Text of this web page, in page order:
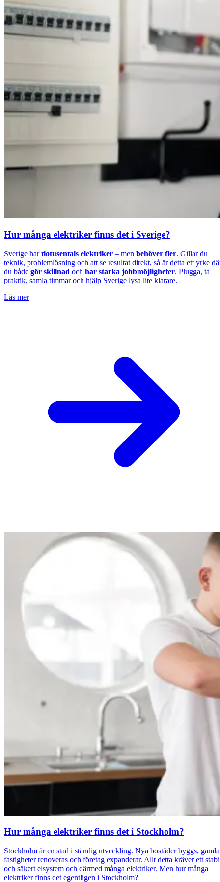
Hur många elektriker finns det i Sverige?
Sverige hartiotusentals elektriker – men behöver fler. Gillar du
teknik, problemlösning och att se resultat direkt, så är detta ett yrke
du både gör skillnad och har starka jobbmöjligheter. Plugga, ta
praktik, samla timmar och hjälp Sverige lysa lite klarare.
Läs mer
Hur många elektriker finns det i Stockholm?
Stockholm är en stad i ständig utveckling. Nya bostäder byggs, gamla
fastigheter renoveras och företag expanderar. Allt detta kräver ett
och säkert elsystem och därmed många elektriker. Men hur många
elektriker finns det egentligen i Stockholm?